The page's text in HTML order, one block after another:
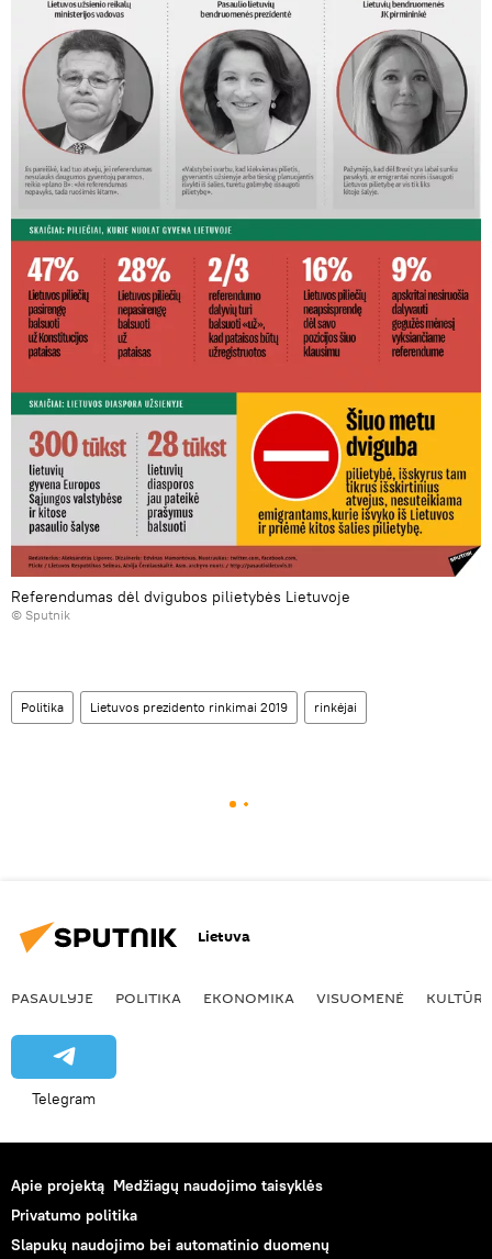
Referendumas dėl dvigubos pilietybės Lietuvoje
© Sputnik
Politika Lietuvos prezidento rinkimai 2019 rinkėjai
Lietuva
PASAULYJE POLITIKA EKONOMIKA VISUOMENĖ KULTŪRA
Telegram
Apie projektą Medžiagų naudojimo taisyklės
Privatumo politika
Slapukų naudojimo bei automatinio duomenų